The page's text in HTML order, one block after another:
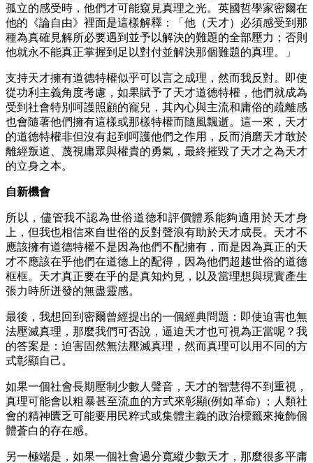
孤立的感受時，他們才可能窺見真理之光。英國哲學家密爾在
他的《論自由》裡面是這樣解釋：「他（天才）必須感受到那
種為真確見解所必要遇到並予以解決的難題的全部壓力；否則
他就永不能真正掌握到足以對付並解決那個難題的真理。」
支持天才擁有道德特權似乎可以言之成理，然而我反對。即使
從功利主義角度考慮，如果賦予了天才道德特權，他們就成為
受到社會特別呵護照顧的寵兒，其內心與主流和庸俗的疏離感
也會隨著他們擁有這樣或那樣特權而隨風飄逝。這一來，天才
的道德特權非但沒有起到呵護他們之作用，反而消磨天才敢於
離經叛道、蔑視庸眾與權貴的勇氣，最終摧毀了天才之為天才
的立身之本。
自新機會
所以，儘管我不認為世俗道德和評價體系能夠適用於天才身
上，但我也相信來自世俗的反對聲浪有助於天才成長。天才不
應該擁有道德特權不是因為他們不配擁有，而是因為真正的天
才不應該在乎他們在道德上的配得，因為他們超越世俗的道德
框框。天才真正要在乎的是真知灼見，以及當理想與現實產生
張力時所迸發的無盡靈感。
最後，我想回到密爾曾經提出的一個經典問題：即使迫害也無
法壓滅真理，那麼我們可否說，逼迫天才也可視為正當呢？我
的答案是：迫害固然無法壓滅真理，然而真理可以用不同的方
式彰顯自己。
如果一個社會長期壓制少數人聲音，天才的智慧得不到重視，
真理可能會以粗暴甚至流血的方式來彰顯(例如革命) ；人類社
會的精神匱乏可能要用民粹式或集體主義的政治標籤來掩飾個
體蒼白的存在感。
另一極端是，如果一個社會過分寬縱少數天才，那麼很多平庸